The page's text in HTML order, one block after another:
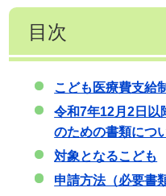
目次
こども医療費支給
令和7年12月2日以
のための書類につ
対象となるこども
申請方法（必要書